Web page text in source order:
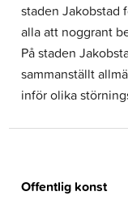
staden Jakobstad
alla att noggrant
På staden
sammanställt
inför olika
Offentlig konst